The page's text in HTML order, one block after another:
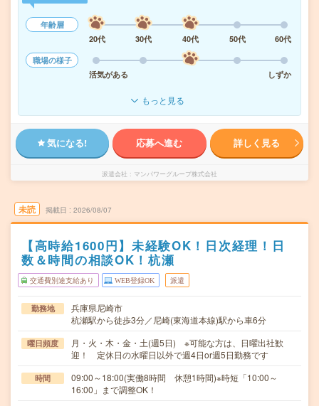
年齢層
20代
30代 40代 50代
60代
職場の様子
活気がある
しずか
もっと見る
気になる! 応募へ進む 詳しく見る
派遣会社 マンパワーグループ株式会社
未読 掲載日 2026/08/07
【高時給1600円】未経験OK！日次経理！日
数＆時間の相談OK！杭瀬
交通費別途支給あり WEB登録OK 派遣
勤務地
兵庫県尼崎市
杭瀬駅から徒歩3分／尼崎(東海道本線)駅から車6分
曜日頻度
月・火・木・金・土(週5日) ※可能な方は、日曜出社歓
迎！ 定休日の水曜日以外で週4日or週5日勤務です
時間
09:00～18:00(実働8時間 休憩1時間)※時短「10:00～
16:00」まで調整OK！